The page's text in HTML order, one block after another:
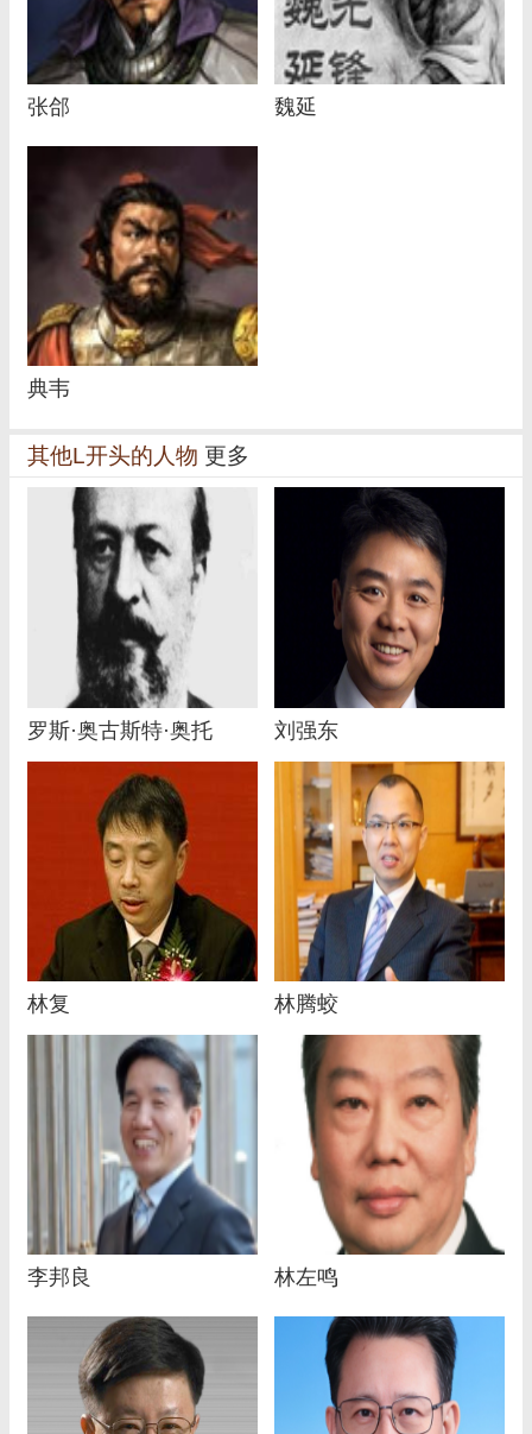
张郃 魏延
典韦
其他L开头的人物 更多
罗斯·奥古斯特·奥托 刘强东
林复 林腾蛟
李邦良 林左鸣